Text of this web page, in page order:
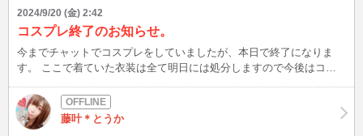
2024/9/20 (金) 2:42
コスプレ終了のお知らせ。
今までチャットでコスプレをしていましたが、本日で終了になりま
す。 ここで着ていた衣装は全て明日には処分しますので今後はコス
いました！ 因みに今まで出してきた衣装は メイド服、ミニチャイナ
ドレス、セーラー服、体操服、うさ耳サンタ、シスター衣装、バニー
それと常連さんだけにお見せした秘密の衣装の合計8着でした⸜(*˙꒳˙*
藤叶＊とうか